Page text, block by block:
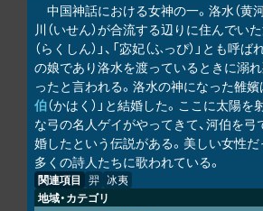
中国神話における女神の一。洛水（黄
川（いせん）が合流する辺りに住んでい
（らくしん）」、「宓妃（ふっぴ）」とも呼ば
の娘であり洛水を渡っているときに溺
ったと言われる。洛水の神になった雒嬪
伯（かはく）」と結婚した。ここに太陽
な弓の名人ゲイがやってきて、河伯を
婚したという伝説がある。美しい女性だ
多くの詩人たちに歌われている。
関連項目 羿 冰夷
地域・カテゴリ